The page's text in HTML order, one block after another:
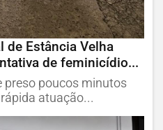
de Estância Velha
de feminicídio...
preso poucos minutos
atuação...